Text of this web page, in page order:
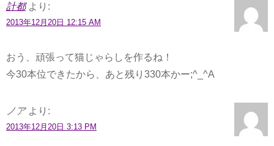
計都 より:
2013年12月20日 12:15 AM
おう、頑張って猫じゃらしを作るね！
今30本位できたから、あと残り330本かー;^_^A
ノア より:
2013年12月20日 3:13 PM